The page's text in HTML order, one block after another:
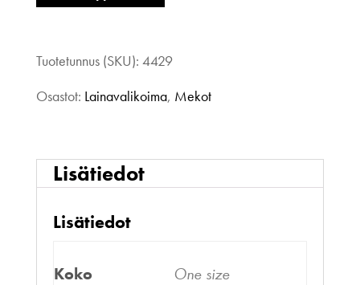
harmaa,
onesize
Tuotetunnus (SKU): 4429
Osastot: Lainavalikoima, Mekot
Lisätiedot
Lisätiedot
Koko One size